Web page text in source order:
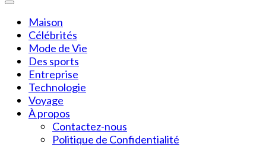
Maison
Célébrités
Mode de Vie
Des sports
Entreprise
Technologie
Voyage
À propos
Contactez-nous
Politique de Confidentialité